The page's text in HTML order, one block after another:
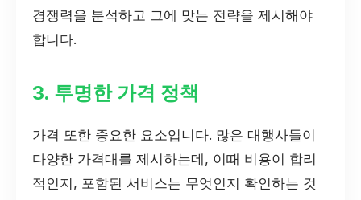
경쟁력을 분석하고 그에 맞는 전략을 제시해야
합니다.
3. 투명한 가격 정책
가격 또한 중요한 요소입니다. 많은 대행사들이
다양한 가격대를 제시하는데, 이때 비용이 합리
적인지, 포함된 서비스는 무엇인지 확인하는 것